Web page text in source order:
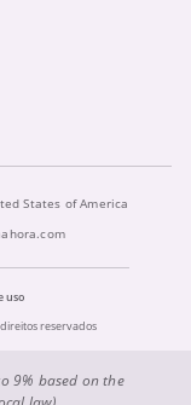
States of America
uso
reservados
9% based on the